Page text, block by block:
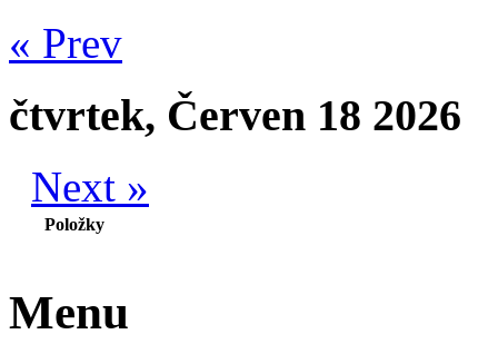
« Prev
čtvrtek, Červen 18 2026
Next »
Položky
Menu